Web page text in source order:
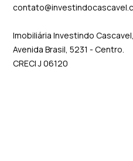
Imobiliária Investindo Cascavel,
Avenida Brasil, 5231 - Centro.
CRECI J 06120